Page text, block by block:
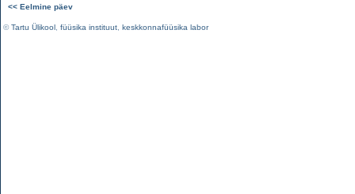
<< Eelmine päev
©Tartu Ülikool füüsika instituut keskkonnafüüsika labor